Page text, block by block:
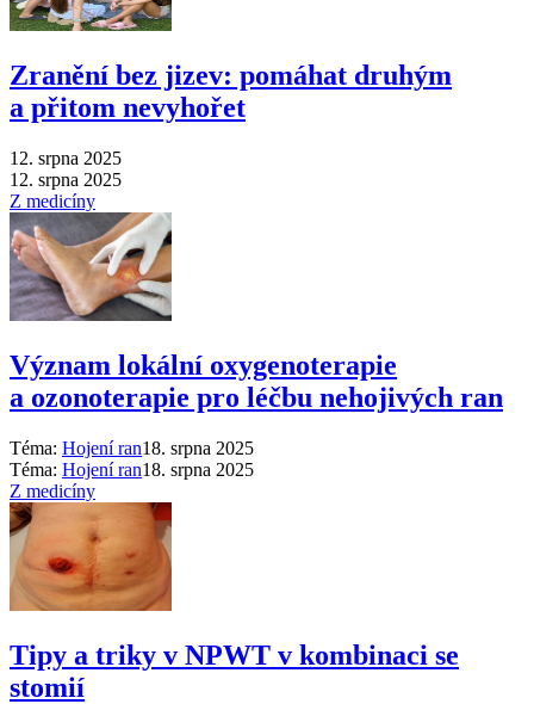
Zranění bez jizev: pomáhat druhým
a přitom nevyhořet
12. srpna 2025
12. srpna 2025
Z medicíny
Význam lokální oxygenoterapie
a ozonoterapie pro léčbu nehojivých ran
Téma: Hojení ran18. srpna 2025
Téma: Hojení ran18. srpna 2025
Z medicíny
Tipy a triky v NPWT v kombinaci se
stomií